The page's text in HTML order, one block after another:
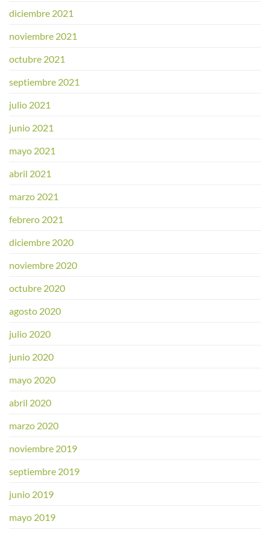
diciembre 2021
noviembre 2021
octubre 2021
septiembre 2021
julio 2021
junio 2021
mayo 2021
abril 2021
marzo 2021
febrero 2021
diciembre 2020
noviembre 2020
octubre 2020
agosto 2020
julio 2020
junio 2020
mayo 2020
abril 2020
marzo 2020
noviembre 2019
septiembre 2019
junio 2019
mayo 2019